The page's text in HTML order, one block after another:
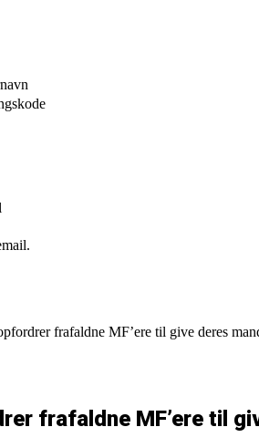
frafaldne MF’ere til give deres
frafaldne MF’ere til